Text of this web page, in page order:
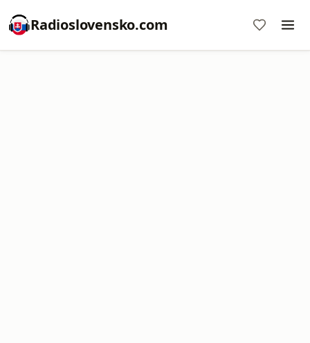
Radioslovensko.com